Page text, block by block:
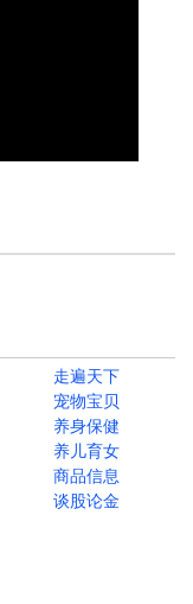
走遍天下
宠物宝贝
养身保健
养儿育女
商品信息
谈股论金